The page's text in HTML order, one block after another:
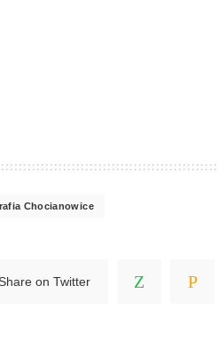
Chocianowice
on Twitter